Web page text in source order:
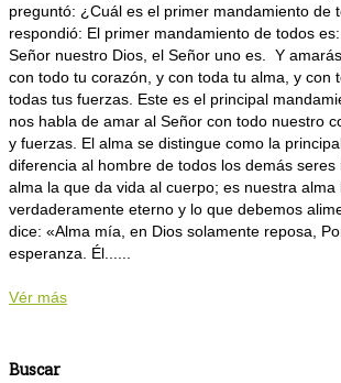
preguntó: ¿Cuál es el primer mandamiento de
respondió: El primer mandamiento de todos
Señor nuestro Dios, el Señor uno es. Y
con todo tu corazón, y con toda tu alma, y con
todas tus fuerzas. Este es el principal
nos habla de amar al Señor con todo nuestro
y fuerzas. El alma se distingue como la
diferencia al hombre de todos los demás seres
alma la que da vida al cuerpo; es nuestra alma
verdaderamente eterno y lo que debemos
dice: «Alma mía, en Dios solamente reposa,
esperanza. Él......
Vér más
Buscar